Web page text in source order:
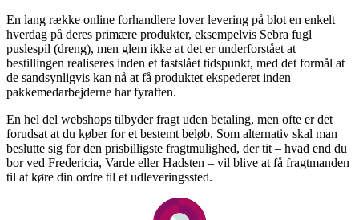
En lang række online forhandlere lover levering på blot en enkelt
hverdag på deres primære produkter, eksempelvis Sebra fugl
puslespil (dreng), men glem ikke at det er underforstået at
bestillingen realiseres inden et fastslået tidspunkt, med det formål at
de sandsynligvis kan nå at få produktet ekspederet inden
pakkemedarbejderne har fyraften.
En hel del webshops tilbyder fragt uden betaling, men ofte er det
forudsat at du køber for et bestemt beløb. Som alternativ skal man
beslutte sig for den prisbilligste fragtmulighed, der tit – hvad end du
bor ved Fredericia, Varde eller Hadsten – vil blive at få fragtmanden
til at køre din ordre til et udleveringssted.